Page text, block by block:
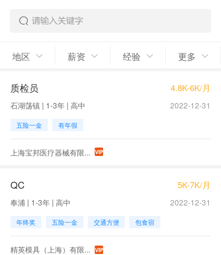
地区 薪资 经验 更多
质检员 4.8K-6K/月
石湖荡镇 | 1-3年 | 高中 2022-12-31
五险一金 有年假
上海宝邦医疗器械有限...
QC 5K-7K/月
奉浦 | 1-3年 | 高中 2022-12-31
年终奖 五险一金 交通方便 包食宿
精英模具（上海）有限...